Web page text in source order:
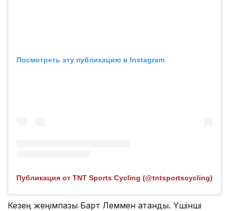
Посмотреть эту публикацию в Instagram
Публикация от TNT Sports Cycling (@tntsportscycling)
Кезең жеңімпазы Барт Леммен атанды. Үшінші